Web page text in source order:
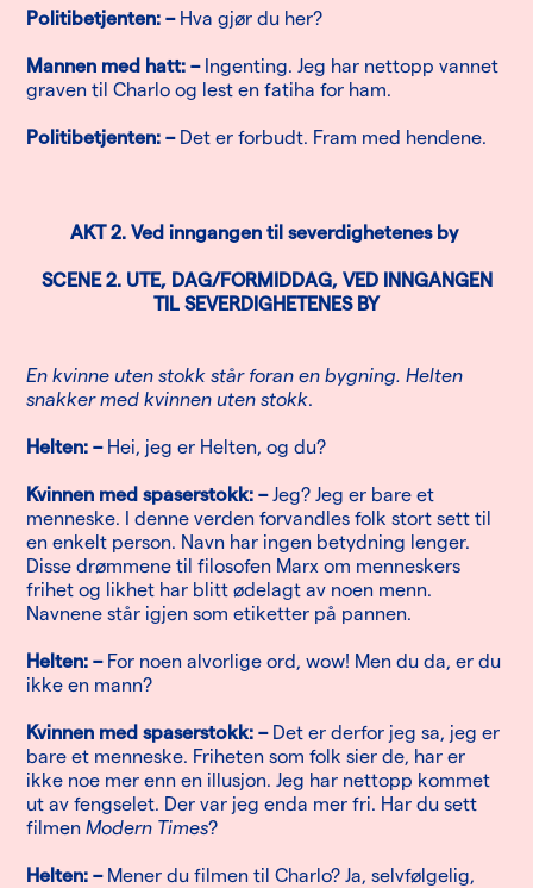
Politibetjenten: –Hva gjør du her?
Mannen med hatt: – Ingenting. Jeg har nettopp vannet
graven til Charlo og lest en fatiha for ham.
Politibetjenten: – Det er forbudt. Fram med hendene.
AKT 2. Ved inngangen til severdighetenes by
SCENE 2. UTE, DAG/FORMIDDAG, VED INNGANGEN
TIL SEVERDIGHETENES BY
En kvinne uten stokk står foran en bygning. Helten
snakker med kvinnen uten stokk.
Helten: – Hei, jeg er Helten, og du?
Kvinnen med spaserstokk: –Jeg? Jeg er bare et
menneske. I denne verden forvandles folk stort sett til
en enkelt person. Navn har ingen betydning lenger.
Disse drømmene til filosofen Marx om menneskers
frihet og likhet har blitt ødelagt av noen menn.
Navnene står igjen som etiketter på pannen.
Helten: – For noen alvorlige ord, wow! Men du da, er du
ikke en mann?
Kvinnen med spaserstokk: –Det er derfor jeg sa, jeg er
bare et menneske. Friheten som folk sier de, har er
ikke noe mer enn en illusjon. Jeg har nettopp kommet
ut av fengselet. Der var jeg enda mer fri. Har du sett
filmenModern Times?
Helten: – Mener du filmen til Charlo? Ja, selvfølgelig,